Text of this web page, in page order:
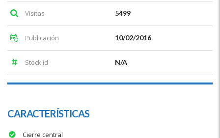
Visitas 5499
Publicación 10/02/2016
Stock id N/A
CARACTERÍSTICAS
Cierre central